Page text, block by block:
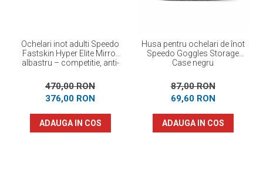
Ochelari inot adulti Speedo
Fastskin Hyper Elite Mirror
albastru – competitie, anti-
470,00 RON
376,00 RON
ADAUGA IN COS
Husa pentru ochelari de înot
Speedo Goggles Storage
Case negru
87,00 RON
69,60 RON
ADAUGA IN COS